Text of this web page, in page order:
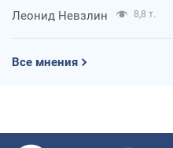
Леонид Невзлин 8,8 т.
Все мнения